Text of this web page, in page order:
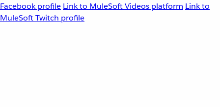
Facebook profile Link to MuleSoft Videos platform Link to
MuleSoft Twitch profile